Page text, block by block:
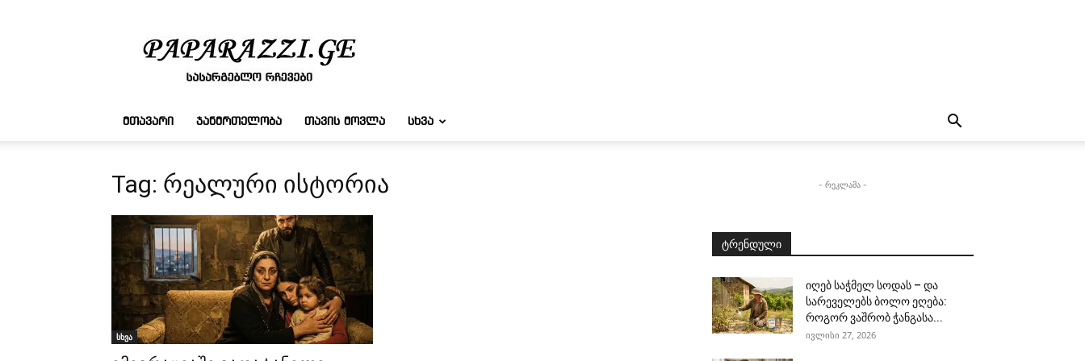
რჩევები
ᲛᲗᲐᲕᲐᲠᲘ ᲯᲐᲜᲛᲠᲗᲔᲚᲝᲑᲐ ᲗᲐᲕᲘᲡ ᲛᲝᲕᲚᲐ ᲡᲮᲕᲐ
Tag: რეალური ისტორია
სხვა
- რეკლამა -
ტრენდული
იღებ საჭმელ სოდას – და
სარეველებს ბოლო ეღება:
როგორ ვაშრობ ჭანგასა...
ივლისი 27, 2026